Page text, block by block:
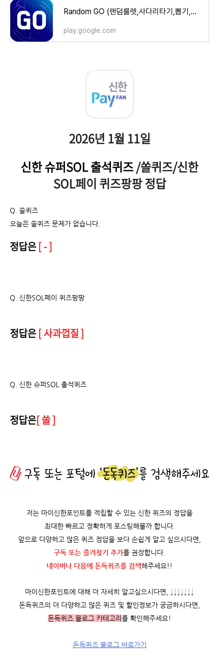
Random GO (랜덤룰렛,사다리타기,뽑기,복불복) - Google Play 앱
play.google.com
2026년 1월 11일
신한 슈퍼SOL 출석퀴즈/쏠퀴즈/신한
SOL페이 퀴즈팡팡 정답
Q. 쏠퀴즈
오늘은 쏠퀴즈 문제가 없습니다.
정답은 [ - ]
Q. 신한SOL페이 퀴즈팡팡
정답은 [ 사과껍질 ]
Q. 신한 슈퍼SOL 출석퀴즈
정답은[ 쏠 ]
저는 마이신한포인트를 적립할 수 있는 신한 퀴즈의 정답을
최대한 빠르고 정확하게 포스팅해볼까 합니다.
앞으로 다양하고 많은 퀴즈 정답을 보다 손쉽게 알고 싶으시다면,
구독 또는 즐겨찾기 추가를 권장합니다.
네이버나 다음에 돈독퀴즈를 검색해주세요!!
마이신한포인트에 대해 더 자세히 알고싶으시다면, ↓↓↓↓↓↓↓
돈독퀴즈의 더 다양하고 많은 퀴즈 및 할인정보가 궁금하시다면,
돈독퀴즈 블로그 카테고리를 확인해주세요!
돈독퀴즈 블로그 바로가기